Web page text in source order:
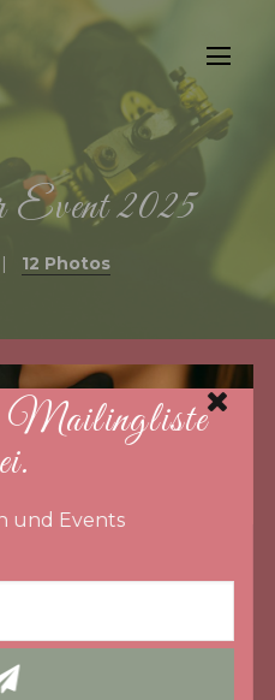
Mailingliste
und Events
2025
12 Photos